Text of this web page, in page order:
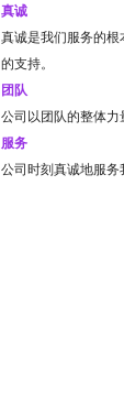
真诚
真诚是我们服务的
的支持。
团队
公司以团队的整体
服务
公司时刻真诚地服